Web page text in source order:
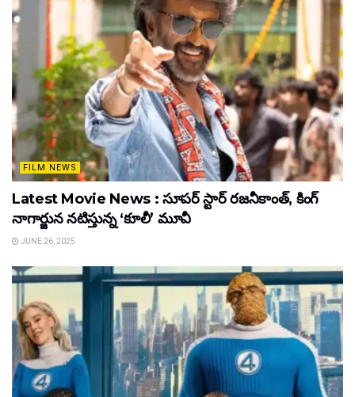
FILM NEWS
Latest Movie News : సూపర్ స్టార్ రజనీకాంత్, కింగ్
నాగార్జున నటిస్తున్న ‘కూలీ’ మూవీ
JUNE 26, 2025